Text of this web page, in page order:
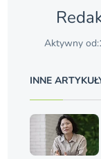
Aktywny od:
INNE